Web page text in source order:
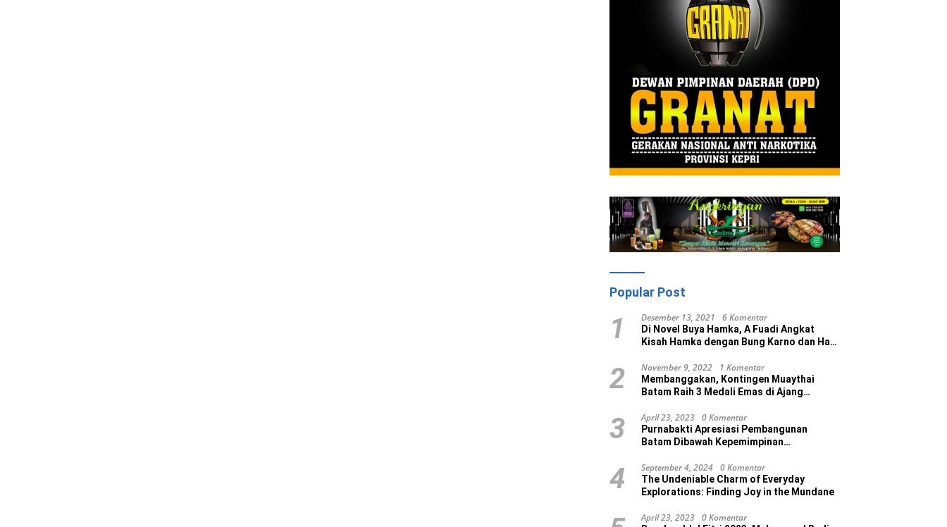
Popular Post
1 Desember 13, 2021 6 Komentar
Di Novel Buya Hamka, A Fuadi Angkat
Kisah Hamka dengan Bung Karno dan Haji
2 November 9, 2022 1 Komentar
Membanggakan, Kontingen Muaythai
Batam Raih 3 Medali Emas di Ajang
3 April 23, 2023 0 Komentar
Purnabakti Apresiasi Pembangunan
Batam Dibawah Kepemimpinan
4 September 4, 2024 0 Komentar
The Undeniable Charm of Everyday
Explorations: Finding Joy in the Mundane
April 23, 2023 0 Komentar